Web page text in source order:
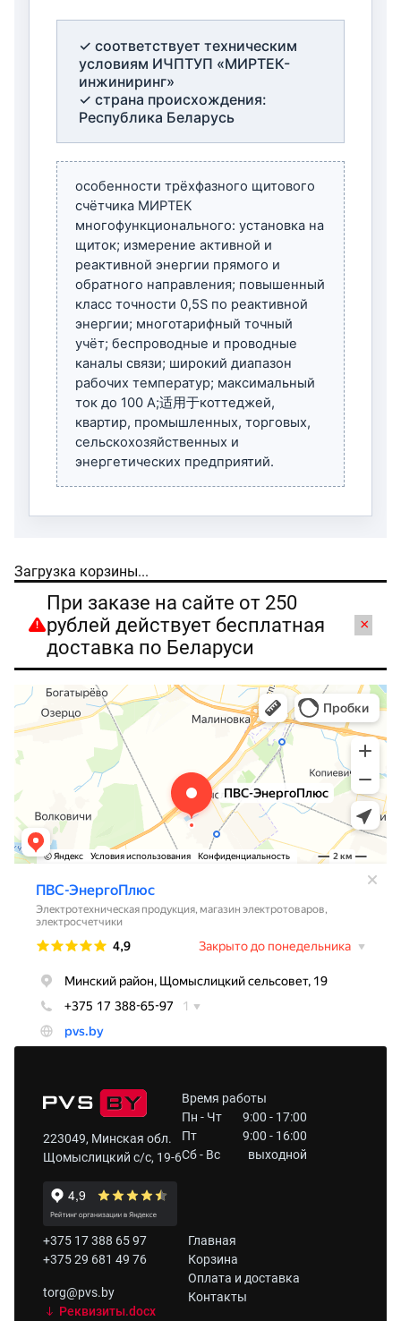
✓ соответствует техническим
условиям ИЧПТУП «МИРТЕК-
инжиниринг»
✓ страна происхождения:
Республика Беларусь
особенности трёхфазного щитового
счётчика МИРТЕК
многофункционального: установка на
щиток; измерение активной и
реактивной энергии прямого и
обратного направления; повышенный
класс точности 0,5S по реактивной
энергии; многотарифный точный
учёт; беспроводные и проводные
каналы связи; широкий диапазон
рабочих температур; максимальный
ток до 100 А;适用于коттеджей,
квартир, промышленных, торговых,
сельскохозяйственных и
энергетических предприятий.
Загрузка корзины...
При заказе на сайте от 250
рублей действует бесплатная
доставка по Беларуси
×
223049, Минская обл.
Щомыслицкий с/с, 19-6
Время работы
Пн - Чт
9:00 - 17:00
Пт
9:00 - 16:00
Сб - Вс
выходной
+375 17 388 65 97
+375 29 681 49 76
torg@pvs.by
Реквизиты.docx
Главная
Корзина
Оплата и доставка
Контакты